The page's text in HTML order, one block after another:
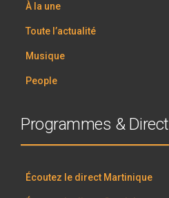
À la une
Toute l’actualité
Musique
People
Programmes & Direct
Écoutez le direct Martinique